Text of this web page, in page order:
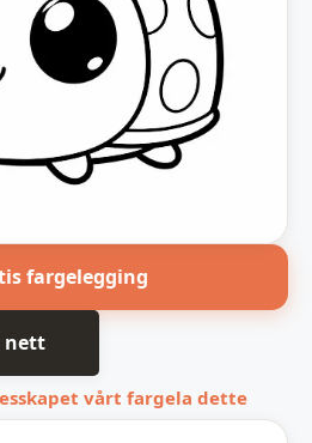
fargelegging
nett
vårt fargela dette